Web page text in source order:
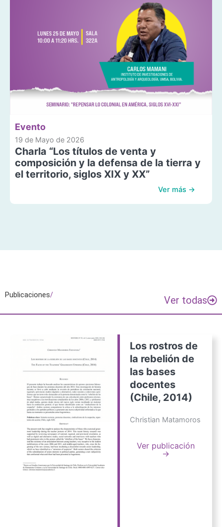
Evento
19 de Mayo de 2026
Charla “Los títulos de venta y
composición y la defensa de la tierra y
el territorio, siglos XIX y XX”
Ver más →
Publicaciones/ Ver todas
Los rostros de
la rebelión de
las bases
docentes
(Chile, 2014)
Christian Matamoros
Ver publicación
→